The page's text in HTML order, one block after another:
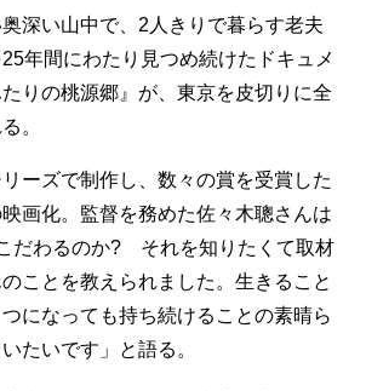
深い山中で、2人きりで暮らす老夫
年間にわたり見つめ続けたドキュメ
りの桃源郷』が、東京を皮切りに全
。
ーズで制作し、数々の賞を受賞した
画化。監督を務めた佐々木聰さんは
だわるのか? それを知りたくて取材
ことを教えられました。生きること
になっても持ち続けることの素晴ら
たいです」と語る。